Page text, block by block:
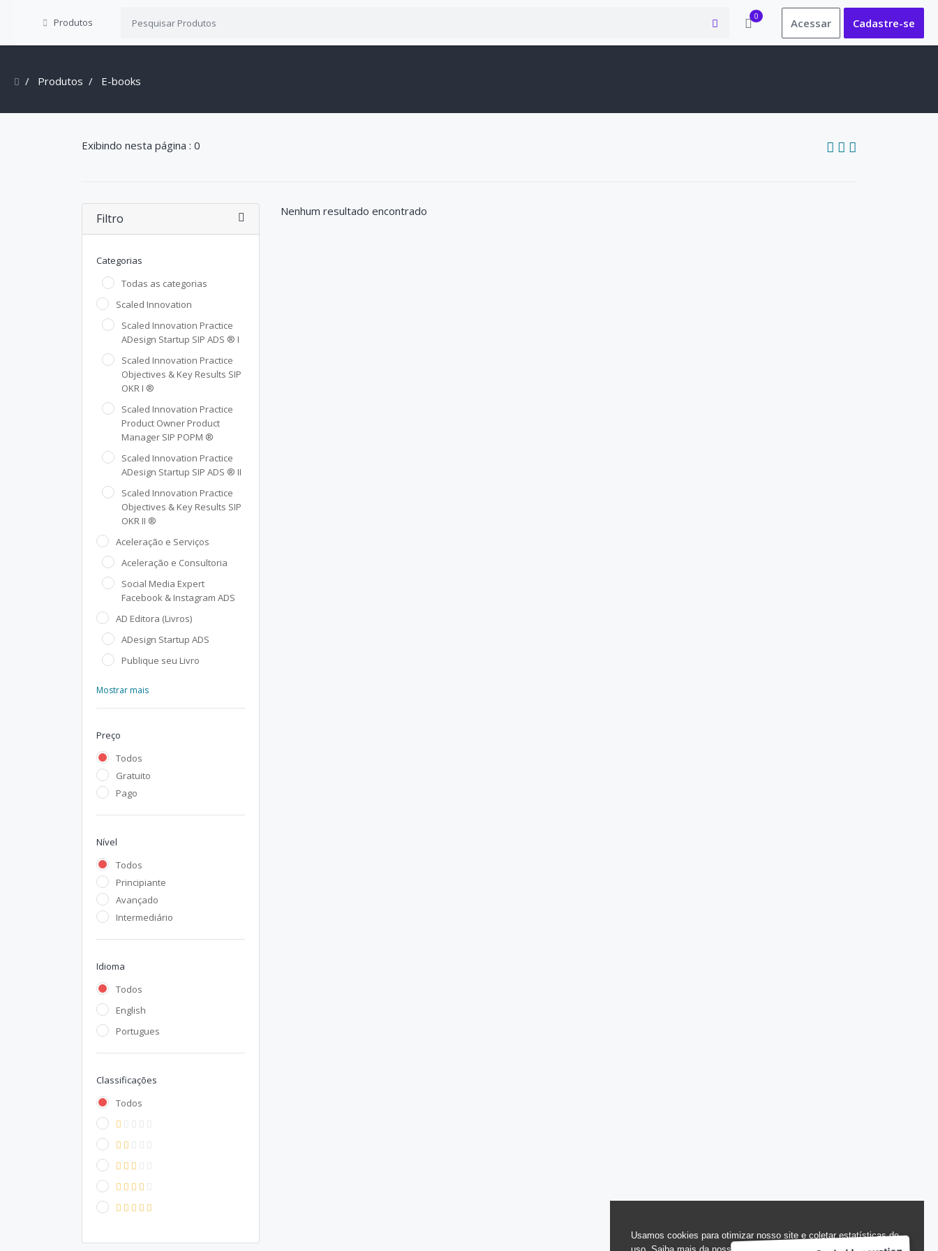
Produtos 0 Acessar Cadastre-se
Usamos cookies para otimizar nosso site e coletar estatísticas de
Produtos E-books
Exibindo nesta página : 0
Filtro
Categorias
Todas as categorias
Scaled Innovation
Scaled Innovation Practice
ADesign Startup SIP ADS ® I
Scaled Innovation Practice
Objectives & Key Results SIP
OKR I ®
Scaled Innovation Practice
Product Owner Product
Manager SIP POPM ®
Scaled Innovation Practice
ADesign Startup SIP ADS ® II
Scaled Innovation Practice
Objectives & Key Results SIP
OKR II ®
Aceleração e Serviços
Aceleração e Consultoria
Social Media Expert
Facebook & Instagram ADS
AD Editora (Livros)
ADesign Startup ADS
Publique seu Livro
Mostrar mais
Preço
Todos
Gratuito
Pago
Nível
Todos
Principiante
Avançado
Intermediário
Idioma
Todos
English
Portugues
Classificações
Todos
Nenhum resultado encontrado